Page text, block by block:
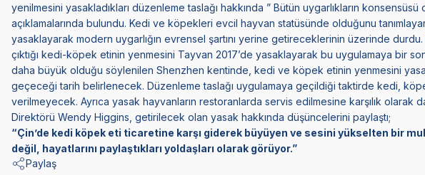
yenilmesini yasakladıkları düzenleme taslağı hakkında ” Bütün uygarlıkların
açıklamalarında bulundu. Kedi ve köpekleri evcil hayvan statüsünde olduğunu
yasaklayarak modern uygarlığın evrensel şartını yerine getireceklerinin üzerinde
çıktığı kedi-köpek etinin yenmesini Tayvan 2017’de yasaklayarak bu uygulamaya bir
daha büyük olduğu söylenilen Shenzhen kentinde, kedi ve köpek etinin yenmesini
geçeceği tarih belirlenecek. Düzenleme taslağı uygulamaya geçildiği taktirde kedi,
verilmeyecek. Ayrıca yasak hayvanların restoranlarda servis edilmesine karşılık olarak
Direktörü Wendy Higgins, getirilecek olan yasak hakkında düşüncelerini paylaştı;
“Çin’de kedi köpek eti ticaretine karşı giderek büyüyen ve sesini yükselten bir
değil, hayatlarını paylaştıkları yoldaşları olarak görüyor.”
Paylaş